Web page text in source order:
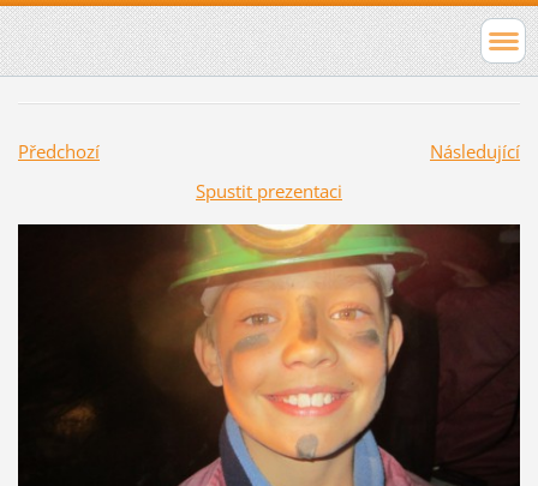
Předchozí
Následující
Spustit prezentaci